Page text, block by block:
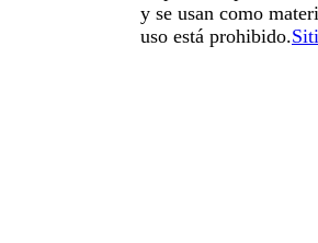
y se usan como
uso está prohibido.